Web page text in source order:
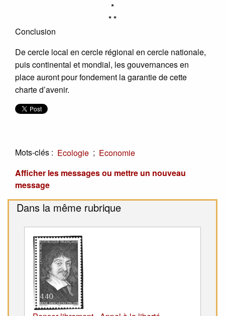
*
* *
Conclusion
De cercle local en cercle régional en cercle nationale,
puis continental et mondial, les gouvernances en
place auront pour fondement la garantie de cette
charte d’avenir.
Mots-clés : Ecologie ; Economie
Afficher les messages ou mettre un nouveau
message
Dans la même rubrique